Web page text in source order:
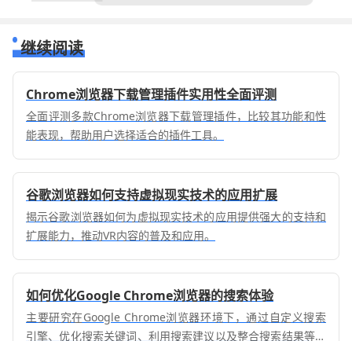
继续阅读
Chrome浏览器下载管理插件实用性全面评测
全面评测多款Chrome浏览器下载管理插件，比较其功能和性
能表现，帮助用户选择适合的插件工具。
谷歌浏览器如何支持虚拟现实技术的应用扩展
揭示谷歌浏览器如何为虚拟现实技术的应用提供强大的支持和
扩展能力，推动VR内容的普及和应用。
如何优化Google Chrome浏览器的搜索体验
主要研究在Google Chrome浏览器环境下，通过自定义搜索
引擎、优化搜索关键词、利用搜索建议以及整合搜索结果等功